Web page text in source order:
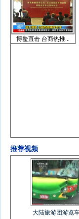
博鳌直击 台商热推...
推荐视频
大陆旅游团游览